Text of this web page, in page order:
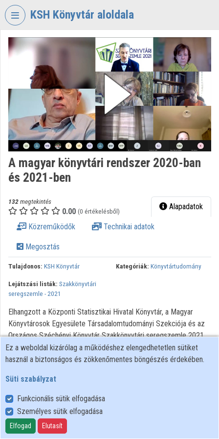
Fejléc kihagyása
KSH Könyvtár aloldala
VIDEO
KÖZPONTI
STATISZTIKAI
HIVATAL
KÖNYVTÁR
Intézményi kezdőlap
Bejelentkezés
Intézményi felfedezés
Intézményi listák
Intézmények
Közreműködők
A magyar könyvtári rendszer 2020-ban
és 2021-ben
132megtekintés
0.00 (0 értékelésből) Alapadatok
Közreműködők Technikai adatok
Megosztás
Tulajdonos: KSH Könyvtár Kategóriák: Könyvtártudomány
Lejátszási listák: Szakkönyvtári
seregszemle - 2021
Elhangzott a Központi Statisztikai Hivatal Könyvtár, a Magyar
Könyvtárosok Egyesülete Társadalomtudományi Szekciója és az
Országos Széchényi Könyvtár Szakkönyvtári seregszemle 2021
című konferenciáján 2021. március 31-én.
Felhasználói szabályzat
Adatkezelési tájékoztató
Süti szabályzat
Ez a weboldal kizárólag a működéshez elengedhetetlen sütiket
használ a biztonságos és zökkenőmentes böngészés érdekében.
Süti szabályzat
Funkcionális sütik elfogadása
Személyes sütik elfogadása
Elfogad Elutasít